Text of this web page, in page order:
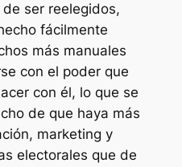
ser reelegidos,
fácilmente
más manuales
con el poder que
con él, lo que se
de que haya más
marketing y
electorales que de